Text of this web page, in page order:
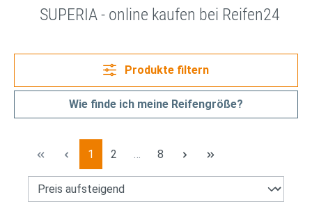
SUPERIA - online kaufen bei Reifen24
Produkte filtern
Wie finde ich meine Reifengröße?
Seite
1 Seite
2 Seite
8